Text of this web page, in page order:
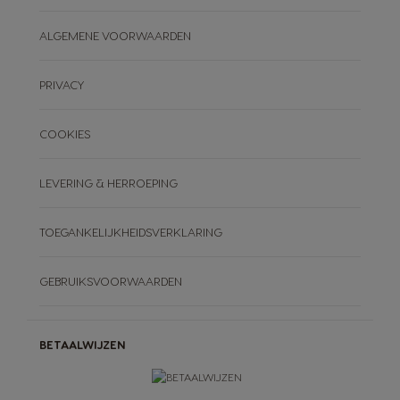
BETAALWIJZEN
ALGEMENE VOORWAARDEN
PRIVACY
COOKIES
LEVERING & HERROEPING
TOEGANKELIJKHEIDSVERKLARING
GEBRUIKSVOORWAARDEN